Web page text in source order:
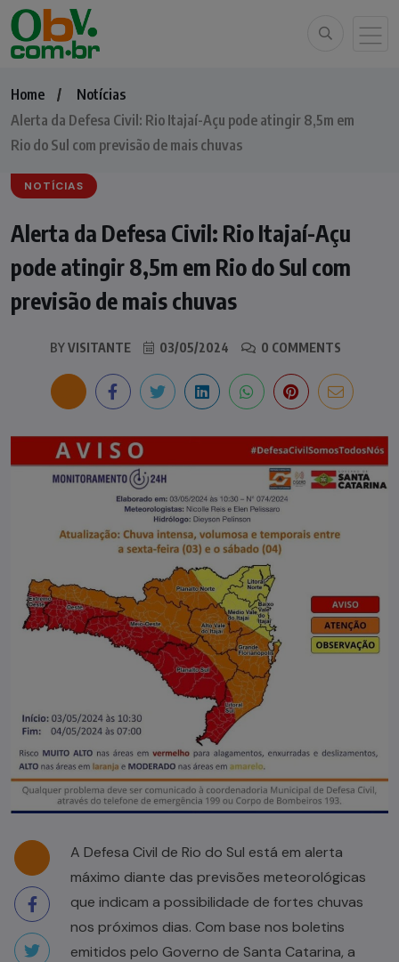
Home
Notícias
Alerta da Defesa Civil: Rio Itajaí-Açu pode atingir 8,5m em
Rio do Sul com previsão de mais chuvas
NOTÍCIAS
Alerta da Defesa Civil: Rio Itajaí-Açu
pode atingir 8,5m em Rio do Sul com
previsão de mais chuvas
BYVISITANTE 03/05/2024 0 COMMENTS
A Defesa Civil de Rio do Sul está em alerta
máximo diante das previsões meteorológicas
que indicam a possibilidade de fortes chuvas
nos próximos dias. Com base nos boletins
emitidos pelo Governo de Santa Catarina, a